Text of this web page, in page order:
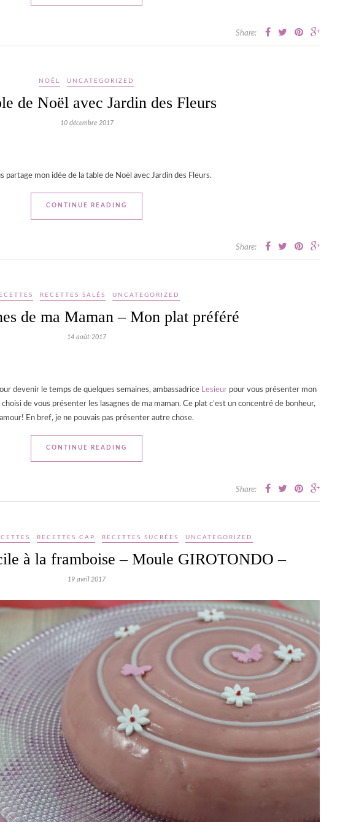
Share:
NOËL UNCATEGORIZED
de Noël avec Jardin des Fleurs
10 décembre 2017
partage mon idée de la table de Noël avec Jardin des Fleurs.
CONTINUE READING
Share:
RECETTES SALÉS UNCATEGORIZED
de ma Maman – Mon plat préféré
14 août 2017
devenir le temps de quelques semaines, ambassadrice Lesieur pour vous présenter mon
de vous présenter les lasagnes de ma maman. Ce plat c’est un concentré de bonheur,
En bref, je ne pouvais pas présenter autre chose.
CONTINUE READING
Share:
RECETTES CAP RECETTES SUCRÉES UNCATEGORIZED
à la framboise – Moule GIROTONDO –
19 avril 2017